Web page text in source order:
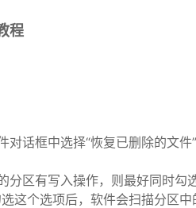
程
话框中选择“恢复已删除的文件”
区有写入操作，则最好同时勾
这个选项后，软件会扫描分区